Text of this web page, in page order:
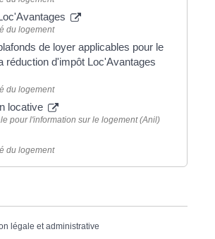
du logement
de loyer applicables pour le
réduction d'impôt Loc'Avantages
du logement
locative
pour l'information sur le logement (Anil)
du logement
légale et administrative